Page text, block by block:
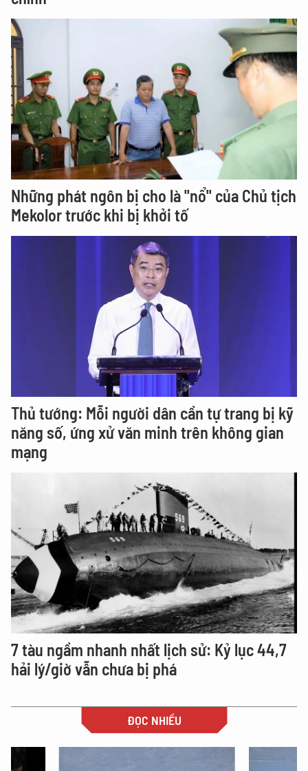
Những phát ngôn bị cho là "nổ" của Chủ tịch
Mekolor trước khi bị khởi tố
Thủ tướng: Mỗi người dân cần tự trang bị kỹ
năng số, ứng xử văn minh trên không gian
mạng
7 tàu ngầm nhanh nhất lịch sử: Kỷ lục 44,7
hải lý/giờ vẫn chưa bị phá
ĐỌC NHIỀU